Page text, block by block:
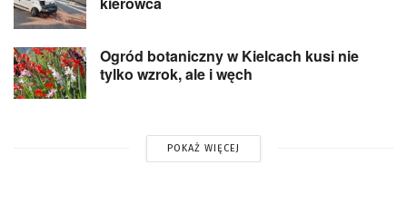
Ogród botaniczny w Kielcach kusi nie
tylko wzrok, ale i węch
POKAŻ WIĘCEJ